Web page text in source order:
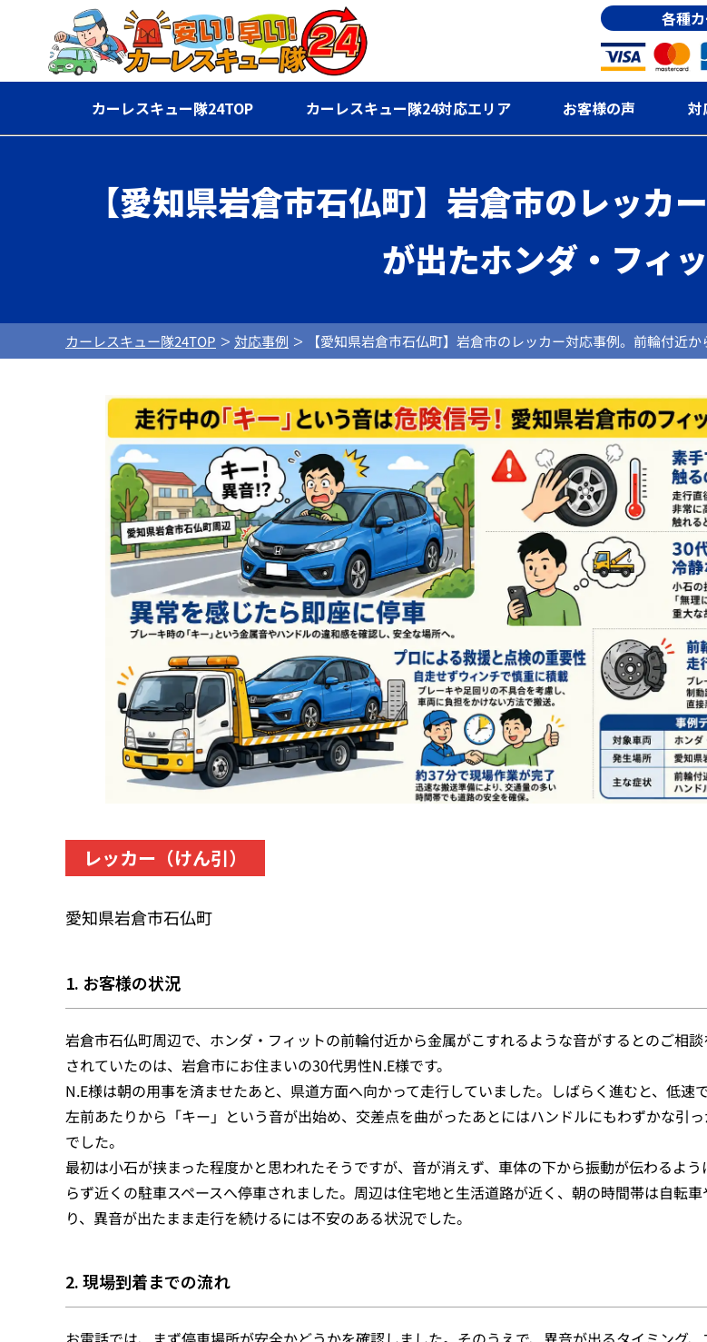
各種
カーレスキュー隊24TOP カーレスキュー隊24対応エリア お客様の声 対
【愛知県岩倉市石仏町】岩倉市のレッカ
が出たホンダ・フィ
カーレスキュー隊24TOP 対応事例 【愛知県岩倉市石仏町】岩倉市のレッカー対応事例。前輪付近
レッカー（けん引）
愛知県岩倉市石仏町
1. お客様の状況
岩倉市石仏町周辺で、ホンダ・フィットの前輪付近から金属がこすれるような音がするとのご相
されていたのは、岩倉市にお住まいの30代男性N.E様です。
N.E様は朝の用事を済ませたあと、県道方面へ向かって走行していました。しばらく進むと、低速
左前あたりから「キー」という音が出始め、交差点を曲がったあとにはハンドルにもわずかな引
でした。
最初は小石が挟まった程度かと思われたそうですが、音が消えず、車体の下から振動が伝わるよ
らず近くの駐車スペースへ停車されました。周辺は住宅地と生活道路が近く、朝の時間帯は自転
り、異音が出たまま走行を続けるには不安のある状況でした。
2. 現場到着までの流れ